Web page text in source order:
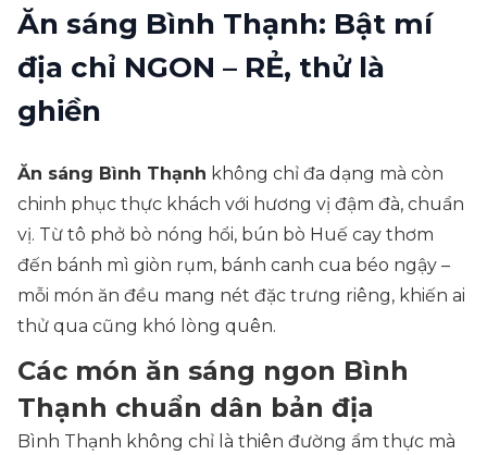
Ăn sáng Bình Thạnh: Bật mí
địa chỉ NGON – RẺ, thử là
ghiền
Ăn sáng Bình Thạnh không chỉ đa dạng mà còn
chinh phục thực khách với hương vị đậm đà, chuẩn
vị. Từ tô phở bò nóng hổi, bún bò Huế cay thơm
đến bánh mì giòn rụm, bánh canh cua béo ngậy –
mỗi món ăn đều mang nét đặc trưng riêng, khiến ai
thử qua cũng khó lòng quên.
Các món ăn sáng ngon Bình
Thạnh chuẩn dân bản địa
Bình Thạnh không chỉ là thiên đường ẩm thực mà